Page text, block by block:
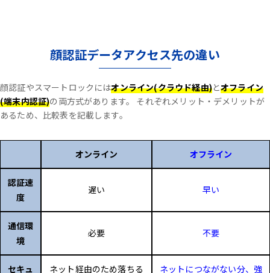
顔認証データアクセス先の違い
顔認証やスマートロックにはオンライン(クラウド経由)とオフライン
(端末内認証)の両方式があります。
それぞれメリット・デメリットが
あるため、比較表を記載します。
オンライン オフライン
認証速
度
遅い 早い
通信環
境
必要 不要
セキュ ネット経由のため落ちる ネットにつながない分、強